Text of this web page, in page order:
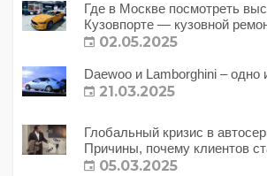
Где в Москве посмотреть
Кузовпорте — кузовной
02.05.2025
Daewoo и Lamborghini – одно
21.03.2025
Глобальный кризис в
Причины, почему клиентов
с этим делать?
05.03.2025